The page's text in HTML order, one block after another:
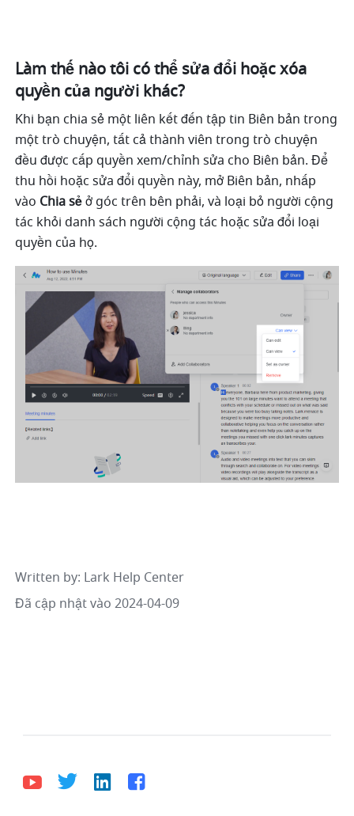
Làm thế nào tôi có thể sửa đổi hoặc xóa
quyền của người khác?
Khi bạn chia sẻ một liên kết đến tập tin Biên bản trong
một trò chuyện, tất cả thành viên trong trò chuyện
đều được cấp quyền xem/chỉnh sửa cho Biên bản. Để
thu hồi hoặc sửa đổi quyền này, mở Biên bản, nhấp
vào Chia sẻ ở góc trên bên phải, và loại bỏ người cộng
tác khỏi danh sách người cộng tác hoặc sửa đổi loại
quyền của họ.
Written by: Lark Help Center
Đã cập nhật vào 2024-04-09